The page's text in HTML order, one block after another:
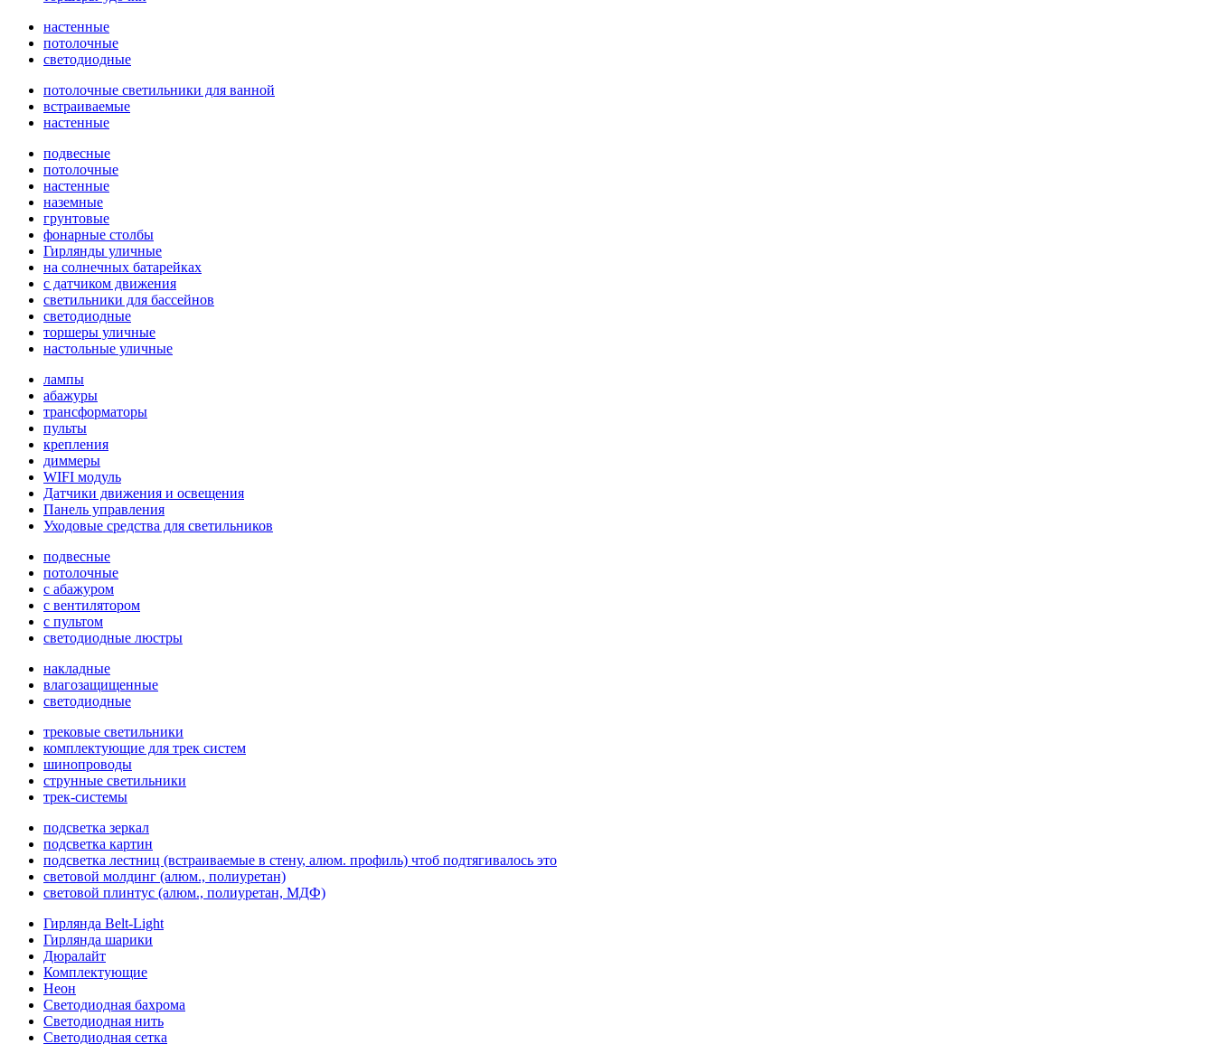
настенные
потолочные
светодиодные
потолочные светильники для ванной
встраиваемые
настенные
подвесные
потолочные
настенные
наземные
грунтовые
фонарные столбы
Гирлянды уличные
на солнечных батарейках
с датчиком движения
светильники для бассейнов
светодиодные
торшеры уличные
настольные уличные
лампы
абажуры
трансформаторы
пульты
крепления
диммеры
WIFI модуль
Датчики движения и освещения
Панель управления
Уходовые средства для светильников
подвесные
потолочные
с абажуром
с вентилятором
с пультом
светодиодные люстры
накладные
влагозащищенные
светодиодные
трековые светильники
комплектующие для трек систем
шинопроводы
струнные светильники
трек-системы
подсветка зеркал
подсветка картин
подсветка лестниц (встраиваемые в стену, алюм. профиль) чтоб подтягивалось это
световой молдинг (алюм., полиуретан)
световой плинтус (алюм., полиуретан, МДФ)
Гирлянда Belt-Light
Гирлянда шарики
Дюралайт
Комплектующие
Неон
Светодиодная бахрома
Светодиодная нить
Светодиодная сетка